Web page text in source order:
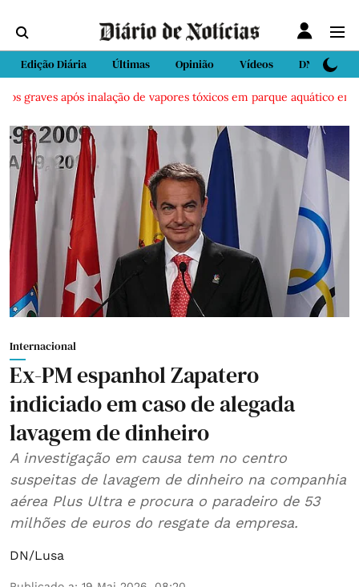
Edição Diária Últimas Opinião Vídeos DN Sport
após inalação de vapores tóxicos em parque aquático em
Internacional
Ex-PM espanhol Zapatero
indiciado em caso de alegada
lavagem de dinheiro
A investigação em causa tem no centro
suspeitas de lavagem de dinheiro na companhia
aérea Plus Ultra e procura o paradeiro de 53
milhões de euros do resgate da empresa.
DN/Lusa